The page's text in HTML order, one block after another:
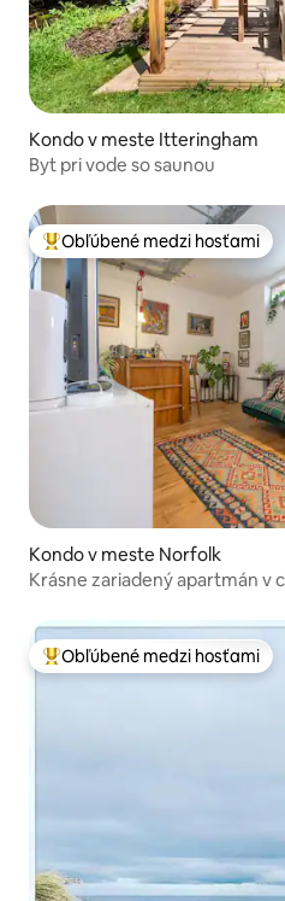
Kondo v meste Itteringham
Byt pri vode so saunou
Najobľúbenejšie medzi hosťami
Obľúbené medzi hosťami
Kondo v meste Norfolk
Krásne zariadený apartmán v
Najobľúbenejšie medzi hosťami
Obľúbené medzi hosťami